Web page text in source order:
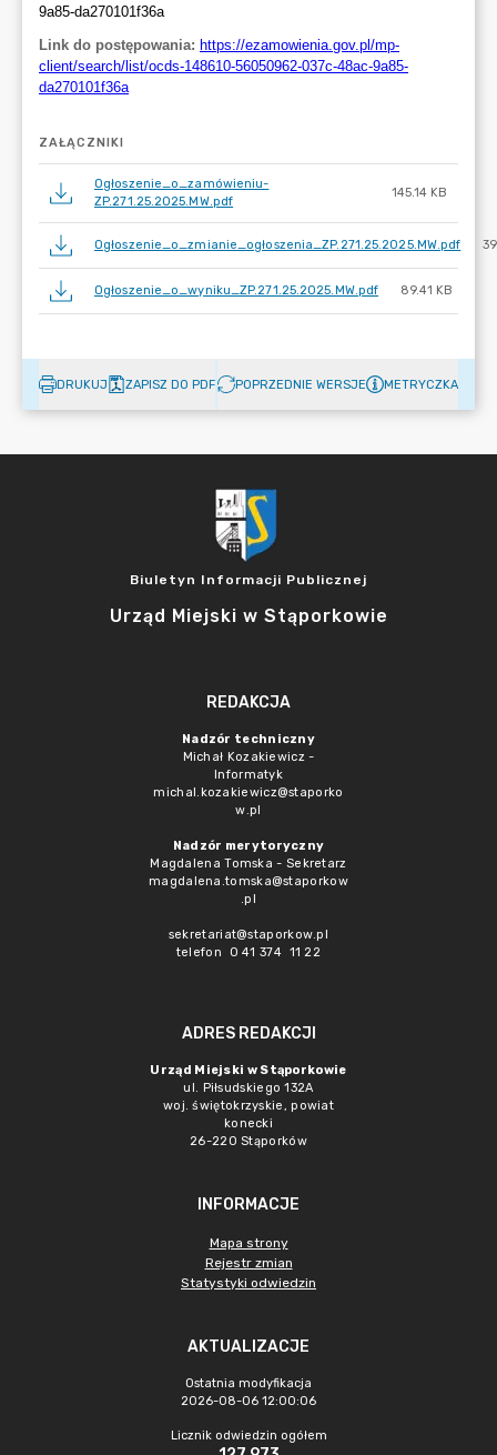
ZAŁĄCZNIKI
Ogłoszenie_o_zamówieniu-
ZP.271.25.2025.MW.pdf
145.14 KB
Ogłoszenie_o_zmianie_ogłoszenia_ZP.271.25.2025.MW.pdf
Ogłoszenie_o_wyniku_ZP.271.25.2025.MW.pdf 89.41 KB
DRUKUJ ZAPISZ DO PDF POPRZEDNIE WERSJE METRYCZKA
Biuletyn Informacji Publicznej
Urząd Miejski w Stąporkowie
REDAKCJA
Nadzór techniczny
Michał Kozakiewicz -
Informatyk
michal.kozakiewicz@staporko
w.pl
Nadzór merytoryczny
Magdalena Tomska - Sekretarz
magdalena.tomska@staporkow
.pl
sekretariat@staporkow.pl
telefon 0 41 374 11 22
ADRES REDAKCJI
Urząd Miejski w Stąporkowie
ul. Piłsudskiego 132A
woj. świętokrzyskie, powiat
konecki
26-220 Stąporków
INFORMACJE
Mapa strony
Rejestr zmian
Statystyki odwiedzin
AKTUALIZACJE
Ostatnia modyfikacja
2026-08-06 12:00:06
Licznik odwiedzin ogółem